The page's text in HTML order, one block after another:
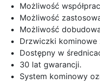
Możliwość
Możliwość
Możliwość
Drzwiczki kominowe
Dostępny w
30 lat gwarancji.
System kominowy